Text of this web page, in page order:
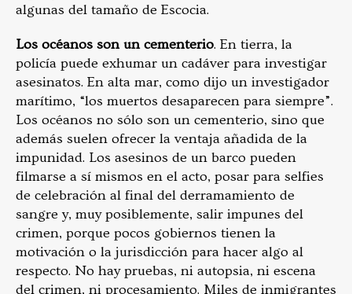
algunas del tamaño de Escocia.
Los océanos son un cementerio. En tierra, la
policía puede exhumar un cadáver para investigar
asesinatos. En alta mar, como dijo un investigador
marítimo, “los muertos desaparecen para siempre”.
Los océanos no sólo son un cementerio, sino que
además suelen ofrecer la ventaja añadida de la
impunidad. Los asesinos de un barco pueden
filmarse a sí mismos en el acto, posar para selfies
de celebración al final del derramamiento de
sangre y, muy posiblemente, salir impunes del
crimen, porque pocos gobiernos tienen la
motivación o la jurisdicción para hacer algo al
respecto. No hay pruebas, ni autopsia, ni escena
del crimen, ni procesamiento. Miles de inmigrantes